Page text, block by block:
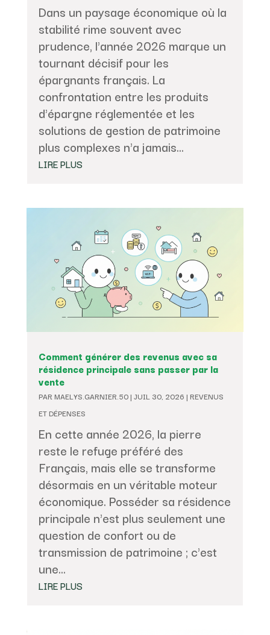
Dans un paysage économique où la
stabilité rime souvent avec
prudence, l'année 2026 marque un
tournant décisif pour les
épargnants français. La
confrontation entre les produits
d'épargne réglementée et les
solutions de gestion de patrimoine
plus complexes n'a jamais...
LIRE PLUS
Comment générer des revenus avec sa
résidence principale sans passer par la
vente
PAR MAELYS.GARNIER.50| JUIL 30, 2026 | REVENUS
ET DÉPENSES
En cette année 2026, la pierre
reste le refuge préféré des
Français, mais elle se transforme
désormais en un véritable moteur
économique. Posséder sa résidence
principale n'est plus seulement une
question de confort ou de
transmission de patrimoine ; c'est
une...
LIRE PLUS